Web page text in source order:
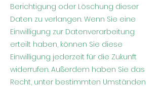
Berichtigung oder Löschung dieser
Daten zu verlangen. Wenn Sie eine
Einwilligung zur Datenverarbeitung
erteilt haben, können Sie diese
Einwilligung jederzeit für die Zukunft
widerrufen. Außerdem haben Sie das
Recht, unter bestimmten Umständen